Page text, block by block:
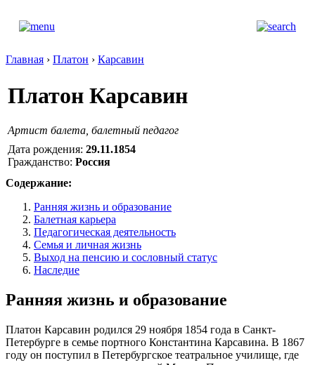
Главная › Платон › Карсавин
Платон Карсавин
Артист балета, балетный педагог
Дата рождения: 29.11.1854
Гражданство: Россия
Содержание:
Ранняя жизнь и образование
Балетная карьера
Педагогическая деятельность
Семья и личная жизнь
Выход на пенсию и сословный статус
Наследие
Ранняя жизнь и образование
Платон Карсавин родился 29 ноября 1854 года в Санкт-
Петербурге в семье портного Константина Карсавина. В 1867
году он поступил в Петербургское театральное училище, где